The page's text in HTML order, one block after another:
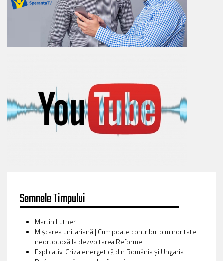
Semnele Timpului
Martin Luther
Mișcarea unitariană | Cum poate contribui o minoritate
neortodoxă la dezvoltarea Reformei
Explicativ. Criza energetică din România și Ungaria